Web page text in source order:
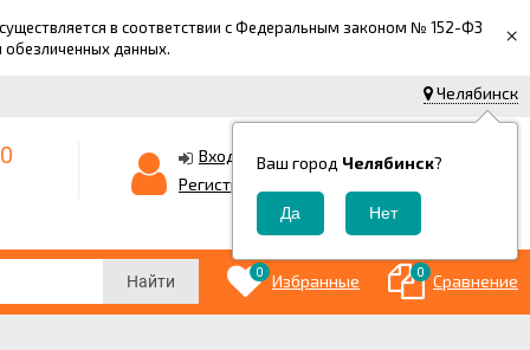
в соответствии с Федеральным законом № 152-ФЗ
обезличенных данных. ×
Челябинск
Ваш город Челябинск?
Вход
Регистрация
Найти
0 Избранные 0 Сравнение